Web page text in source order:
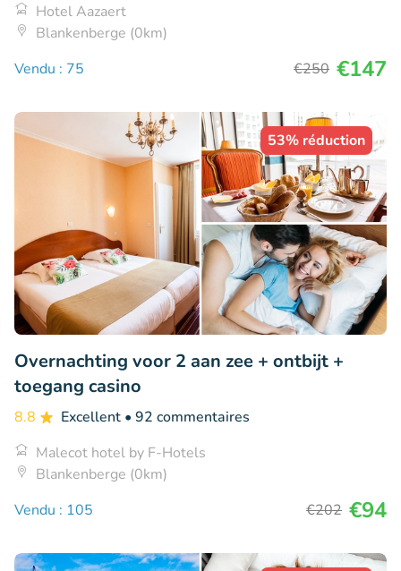
Hotel Aazaert
Blankenberge (0km)
Vendu : 75
€250 €147
53% réduction
Overnachting voor 2 aan zee + ontbijt +
toegang casino
8.8 Excellent • 92 commentaires
Malecot hotel by F-Hotels
Blankenberge (0km)
Vendu : 105
€202 €94